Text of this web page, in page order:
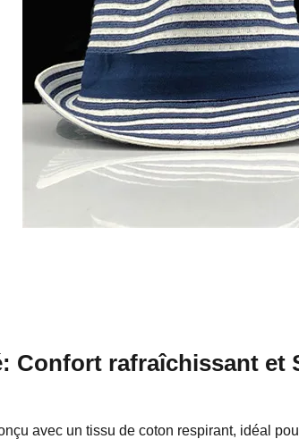
Confort rafraîchissant et
avec un tissu de coton respirant, idéal